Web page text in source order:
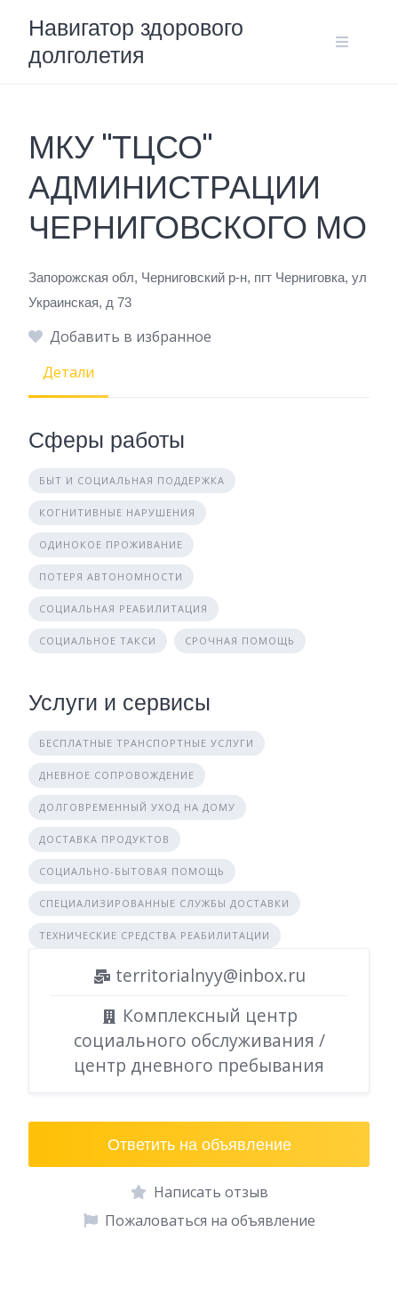
content
Навигатор здорового
долголетия
МКУ "ТЦСО"
АДМИНИСТРАЦИИ
ЧЕРНИГОВСКОГО МО
Запорожская обл, Черниговский р-н, пгт Черниговка, ул
Украинская, д 73
Добавить в избранное
Детали
Сферы работы
БЫТ И СОЦИАЛЬНАЯ ПОДДЕРЖКА
КОГНИТИВНЫЕ НАРУШЕНИЯ
ОДИНОКОЕ ПРОЖИВАНИЕ
ПОТЕРЯ АВТОНОМНОСТИ
СОЦИАЛЬНАЯ РЕАБИЛИТАЦИЯ
СОЦИАЛЬНОЕ ТАКСИ СРОЧНАЯ ПОМОЩЬ
Услуги и сервисы
БЕСПЛАТНЫЕ ТРАНСПОРТНЫЕ УСЛУГИ
ДНЕВНОЕ СОПРОВОЖДЕНИЕ
ДОЛГОВРЕМЕННЫЙ УХОД НА ДОМУ
ДОСТАВКА ПРОДУКТОВ
СОЦИАЛЬНО-БЫТОВАЯ ПОМОЩЬ
СПЕЦИАЛИЗИРОВАННЫЕ СЛУЖБЫ ДОСТАВКИ
ТЕХНИЧЕСКИЕ СРЕДСТВА РЕАБИЛИТАЦИИ
territorialnyy@inbox.ru
Комплексный центр
социального обслуживания /
центр дневного пребывания
Ответить на объявление
Написать отзыв
Пожаловаться на объявление